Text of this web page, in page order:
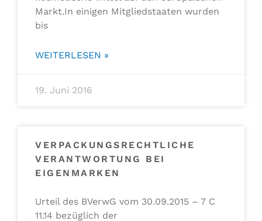
Markt.In einigen Mitgliedstaaten wurden
bis
WEITERLESEN »
19. Juni 2016
VERPACKUNGSRECHTLICHE
VERANTWORTUNG BEI
EIGENMARKEN
Urteil des BVerwG vom 30.09.2015 – 7 C
11.14 bezüglich der